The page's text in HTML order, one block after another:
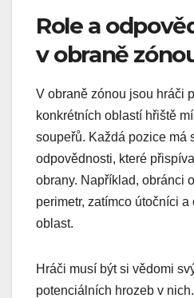
Role a
v obraně
V obraně zónou jsou hráči
konkrétních oblastí hřiště
soupeřů. Každá pozice má
odpovědnosti, které
obrany. Například, obránci
perimetr, zatímco útočníci
oblast.
Hráči musí být si vědomi
potenciálních hrozeb v